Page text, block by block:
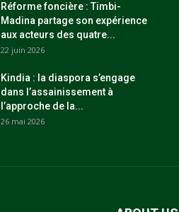
Réforme foncière : Timbi-
Madina partage son expérience
aux acteurs des quatre...
22 juin 2026
Kindia : la diaspora s’engage
dans l’assainissement à
l’approche de la...
26 mai 2026